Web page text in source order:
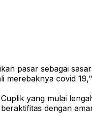
pasar sebagai
merebaknya covid
yang mulai
dengan